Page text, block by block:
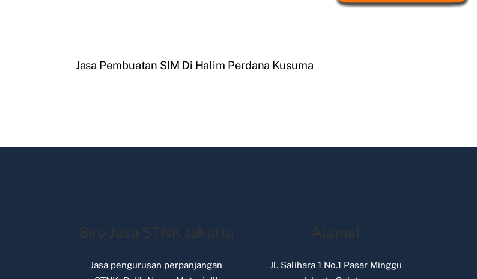
Jasa Pembuatan SIM Di Halim Perdana Kusuma
Biro Jasa STNK Jakarta
Jasa pengurusan perpanjangan
Alamat
Jl. Salihara 1 No.1 Pasar Minggu